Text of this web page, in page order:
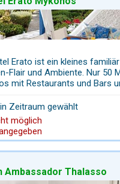
Erato ist ein kleines
Flair und Ambiente. Nur 50
mit Restaurants und Bars
auch als die "ruhige
eines wunderbaren
Farben Weiß und blau mit
Es bietet ein gutes
Zeitraum gewählt
möglich
Ambassador Thalasso